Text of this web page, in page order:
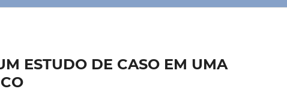
ESTUDO DE CASO EM UMA